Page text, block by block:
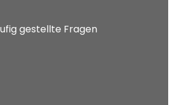
gestellte Fragen